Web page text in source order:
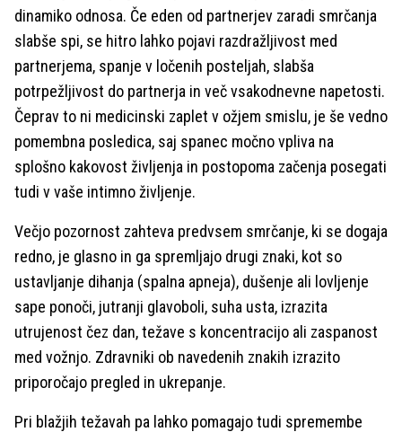
dinamiko odnosa. Če eden od partnerjev zaradi smrčanja
slabše spi, se hitro lahko pojavi razdražljivost med
partnerjema, spanje v ločenih posteljah, slabša
potrpežljivost do partnerja in več vsakodnevne napetosti.
Čeprav to ni medicinski zaplet v ožjem smislu, je še vedno
pomembna posledica, saj spanec močno vpliva na
splošno kakovost življenja in postopoma začenja posegati
tudi v vaše intimno življenje.
Večjo pozornost zahteva predvsem smrčanje, ki se dogaja
redno, je glasno in ga spremljajo drugi znaki, kot so
ustavljanje dihanja (spalna apneja), dušenje ali lovljenje
sape ponoči, jutranji glavoboli, suha usta, izrazita
utrujenost čez dan, težave s koncentracijo ali zaspanost
med vožnjo. Zdravniki ob navedenih znakih izrazito
priporočajo pregled in ukrepanje.
Pri blažjih težavah pa lahko pomagajo tudi spremembe